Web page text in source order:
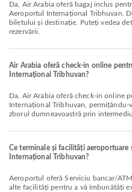
Da, Air Arabia oferă bagaj inclus pentru zborurile Național & Internațional din
Aeroportul Internațional Tribhuvan.
biletului și destinație. Puteți vedea
rezervării.
Air Arabia oferă check-in online
Internațional Tribhuvan?
Da, Air Arabia oferă check-in online pentru zborurile din Aeroportul
Internațional Tribhuvan,
zborul dumneavoastră prin
Ce terminale și facilități aeroportuare
Internațional Tribhuvan?
Aeroportul oferă Serviciu bancar/ATM, Servirea mesei, Închirieri auto și multe
alte facilități pentru a vă îmbunătăți